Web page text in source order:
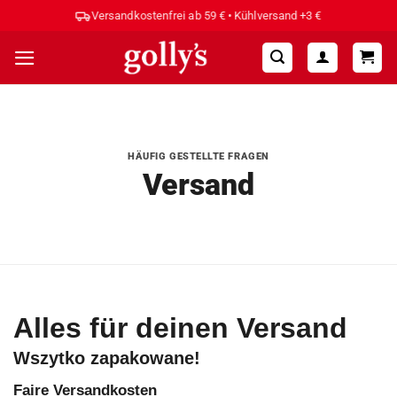
springen
Versandkostenfrei ab 59 € • Kühlversand +3 €
HÄUFIG GESTELLTE FRAGEN
Versand
Alles für deinen Versand
Wszytko zapakowane!
Faire Versandkosten